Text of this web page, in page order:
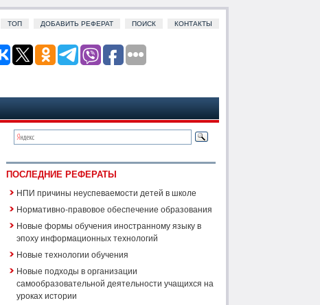
ТОП ДОБАВИТЬ РЕФЕРАТ ПОИСК КОНТАКТЫ
ПОСЛЕДНИЕ РЕФЕРАТЫ
НПИ причины неуспеваемости детей в школе
Нормативно-правовое обеспечение образования
Новые формы обучения иностранному языку в
эпоху информационных технологий
Новые технологии обучения
Новые подходы в организации
самообразовательной деятельности учащихся на
уроках истории